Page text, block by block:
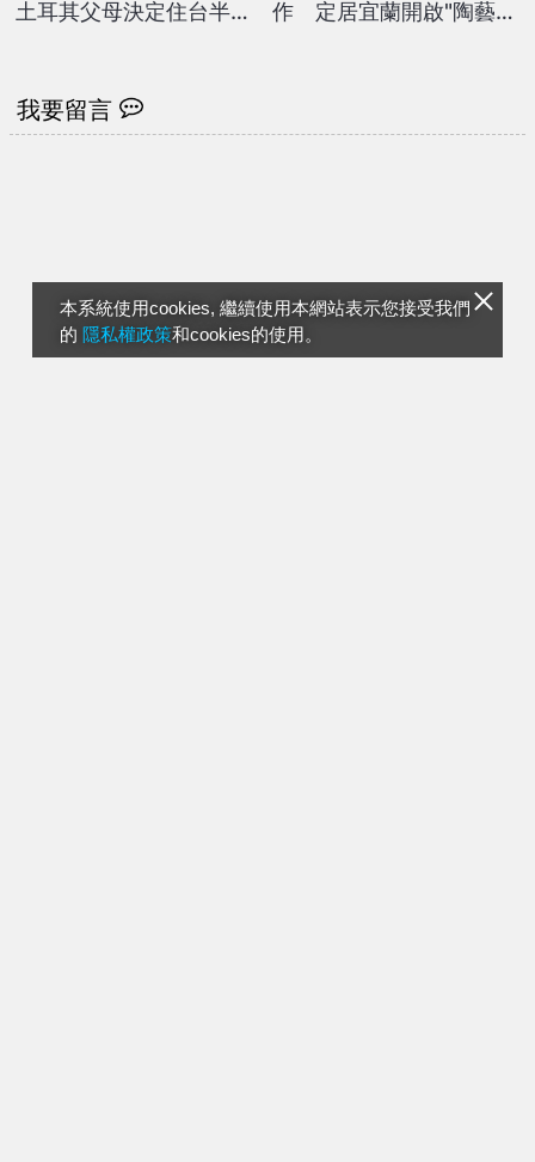
本系統使用cookies, 繼續使用本網站表示您接受我們
的 隱私權政策和cookies的使用。
土耳其父母決定住台半
作 定居宜蘭開啟"陶藝人
我要留言